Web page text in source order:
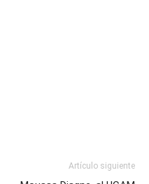
Artículo siguiente